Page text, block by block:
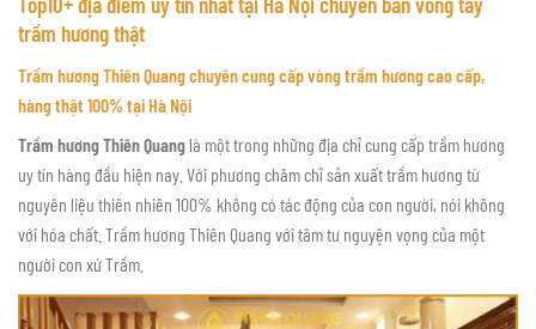
trầm hương thật
Trầm hương Thiên Quang chuyên cung cấp vòng trầm hương cao cấp,
hàng thật 100% tại Hà Nội
Trầm hương Thiên Quang là một trong những địa chỉ cung cấp trầm hương
uy tín hàng đầu hiện nay. Với phương châm chỉ sản xuất trầm hương từ
nguyên liệu thiên nhiên 100% không có tác động của con người, nói không
với hóa chất. Trầm hương Thiên Quang với tâm tư nguyện vọng của một
người con xứ Trầm.